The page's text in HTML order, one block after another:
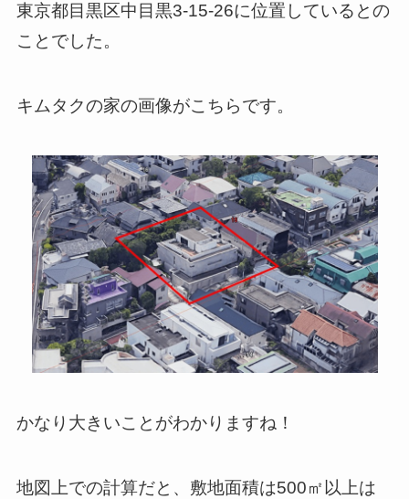
東京都目黒区中目黒3-15-26に位置しているとの
ことでした。
キムタクの家の画像がこちらです。
かなり大きいことがわかりますね！
地図上での計算だと、敷地面積は500㎡以上は